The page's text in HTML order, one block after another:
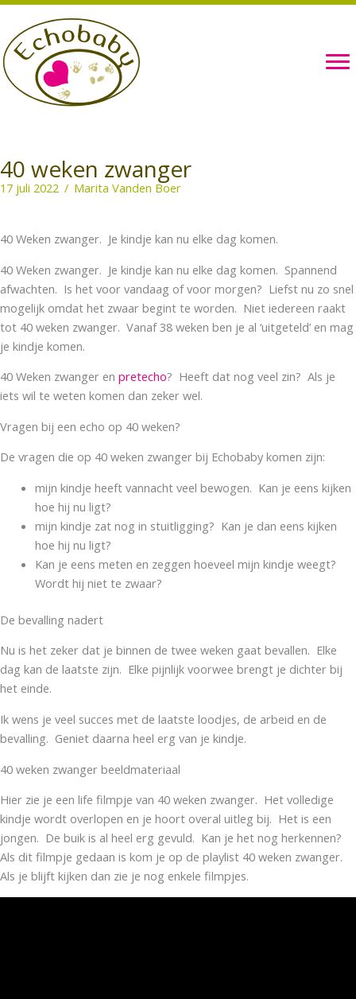
Ga
naar
de
inhoud
40 weken zwanger
17 juli 2022 / Marita Vanden Boer
40 Weken zwanger. Je kindje kan nu elke dag komen.
40 Weken zwanger. Je kindje kan nu elke dag komen. Spannend
afwachten. Is het voor vandaag of voor morgen? Liefst nu zo snel
mogelijk omdat het zwaar begint te worden. Niet iedereen raakt
tot 40 weken zwanger. Vanaf 38 weken ben je al ‘uitgeteld’ en mag
je kindje komen.
40 Weken zwanger en pretecho? Heeft dat nog veel zin? Als je
iets wil te weten komen dan zeker wel.
Vragen bij een echo op 40 weken?
De vragen die op 40 weken zwanger bij Echobaby komen zijn:
mijn kindje heeft vannacht veel bewogen. Kan je eens kijken
hoe hij nu ligt?
mijn kindje zat nog in stuitligging? Kan je dan eens kijken
hoe hij nu ligt?
Kan je eens meten en zeggen hoeveel mijn kindje weegt?
Wordt hij niet te zwaar?
De bevalling nadert
Nu is het zeker dat je binnen de twee weken gaat bevallen. Elke
dag kan de laatste zijn. Elke pijnlijk voorwee brengt je dichter bij
het einde.
Ik wens je veel succes met de laatste loodjes, de arbeid en de
bevalling. Geniet daarna heel erg van je kindje.
40 weken zwanger beeldmateriaal
Hier zie je een life filmpje van 40 weken zwanger. Het volledige
kindje wordt overlopen en je hoort overal uitleg bij. Het is een
jongen. De buik is al heel erg gevuld. Kan je het nog herkennen?
Als dit filmpje gedaan is kom je op de playlist 40 weken zwanger.
Als je blijft kijken dan zie je nog enkele filmpjes.